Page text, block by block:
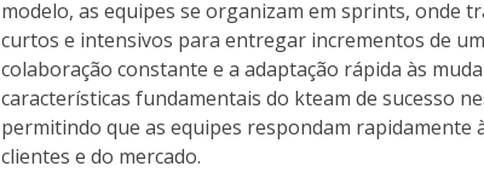
modelo, as equipes se organizam em sprints, onde
curtos e intensivos para entregar incrementos de
colaboração constante e a adaptação rápida às
características fundamentais do kteam de sucesso
permitindo que as equipes respondam rapidamente
clientes e do mercado.